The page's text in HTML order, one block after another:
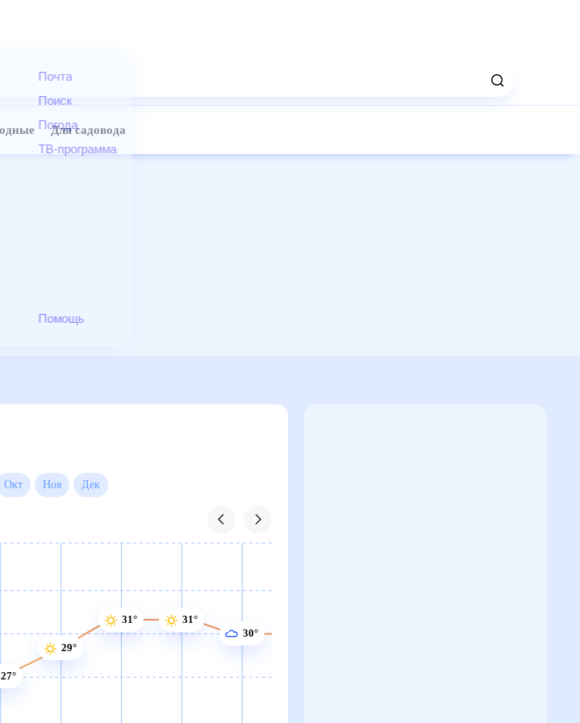
Почта
Поиск
Погода
ТВ-программа
Помощь
Выходные Для садовода
Сен Окт Ноя
27°
29°
31°
31°
30°